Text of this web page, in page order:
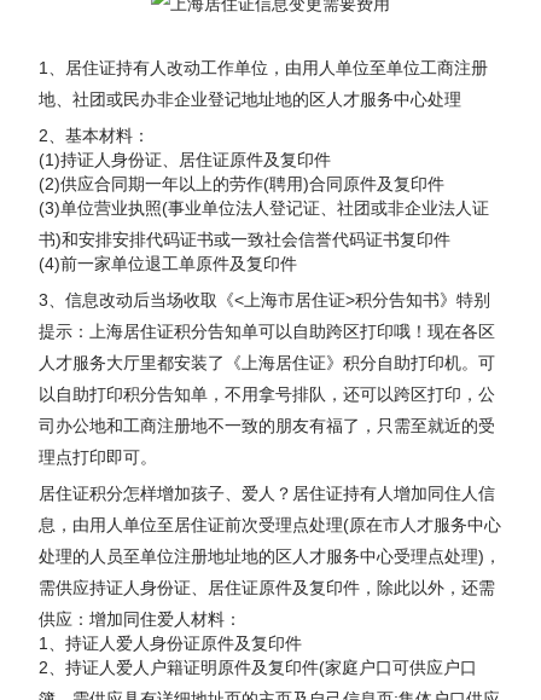
1、居住证持有人改动工作单位，由用人单位至单位工商注册
地、社团或民办非企业登记地址地的区人才服务中心处理
2、基本材料：
(1)持证人身份证、居住证原件及复印件
(2)供应合同期一年以上的劳作(聘用)合同原件及复印件
(3)单位营业执照(事业单位法人登记证、社团或非企业法人证
书)和安排安排代码证书或一致社会信誉代码证书复印件
(4)前一家单位退工单原件及复印件
3、信息改动后当场收取《<上海市居住证>积分告知书》特别
提示：上海居住证积分告知单可以自助跨区打印哦！现在各区
人才服务大厅里都安装了《上海居住证》积分自助打印机。可
以自助打印积分告知单，不用拿号排队，还可以跨区打印，公
司办公地和工商注册地不一致的朋友有福了，只需至就近的受
理点打印即可。
居住证积分怎样增加孩子、爱人？居住证持有人增加同住人信
息，由用人单位至居住证前次受理点处理(原在市人才服务中心
处理的人员至单位注册地址地的区人才服务中心受理点处理)，
需供应持证人身份证、居住证原件及复印件，除此以外，还需
供应：增加同住爱人材料：
1、持证人爱人身份证原件及复印件
2、持证人爱人户籍证明原件及复印件(家庭户口可供应户口